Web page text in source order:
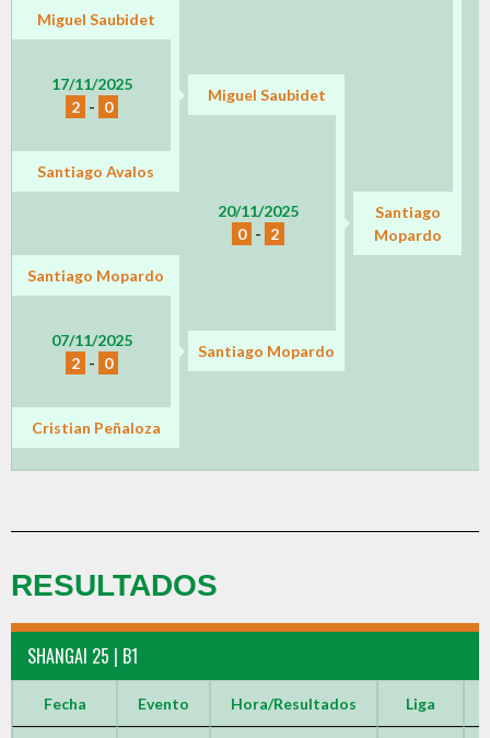
Miguel Saubidet
17/11/2025
2 - 0
Miguel Saubidet
20/11/2025
0 - 2
Santiago Avalos
Santiago
Mopardo
Santiago Mopardo
07/11/2025
2 - 0
Santiago Mopardo
Cristian Peñaloza
RESULTADOS
SHANGAI 25 | B1
Fecha Evento Hora/Resultados Liga